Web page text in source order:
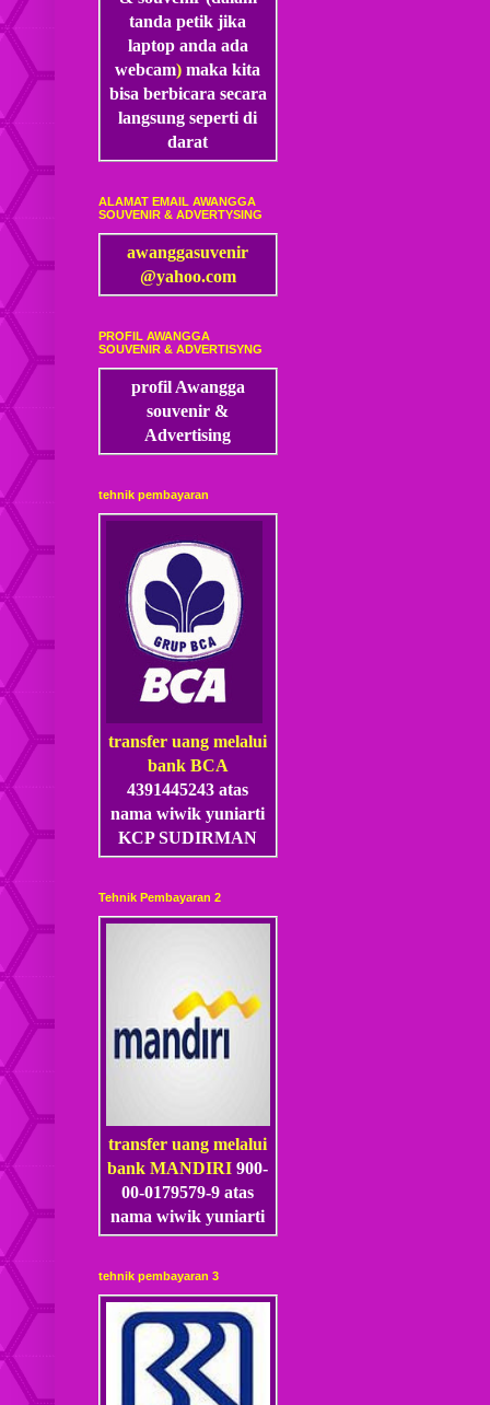
tanda petik jika
laptop anda ada
webcam)maka kita
bisa berbicara secara
langsung seperti di
darat
ALAMAT EMAIL AWANGGA
SOUVENIR & ADVERTYSING
awanggasuvenir
@yahoo.com
PROFIL AWANGGA
SOUVENIR & ADVERTISYNG
profil Awangga
souvenir &
Advertising
tehnik pembayaran
transfer uang melalui
bank BCA
4391445243 atas
nama wiwik yuniarti
KCP SUDIRMAN
Tehnik Pembayaran 2
transfer uang melalui
bank MANDIRI900-
00-0179579-9 atas
nama wiwik yuniarti
tehnik pembayaran 3